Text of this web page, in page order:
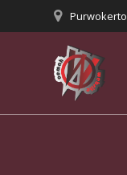
to
Purwokerto